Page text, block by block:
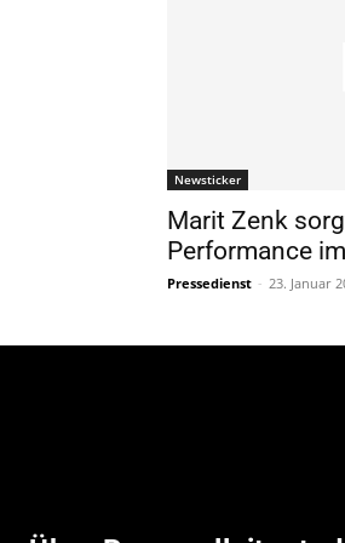
Newsticker
Marit Zenk
Performance
Pressedienst - 23. Januar